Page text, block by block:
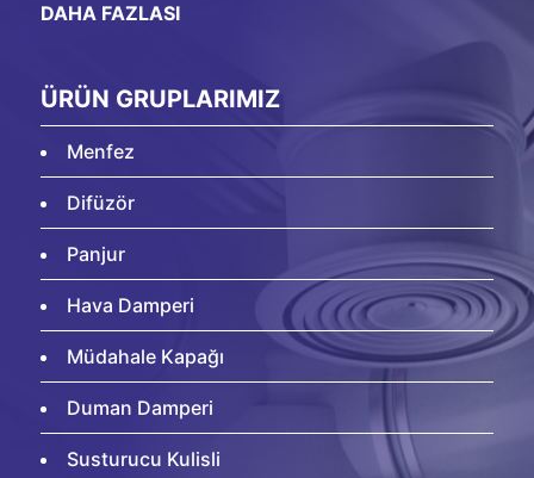
DAHA FAZLASI
ÜRÜN GRUPLARIMIZ
Menfez
Difüzör
Panjur
Hava Damperi
Müdahale Kapağı
Duman Damperi
Susturucu Kulisli